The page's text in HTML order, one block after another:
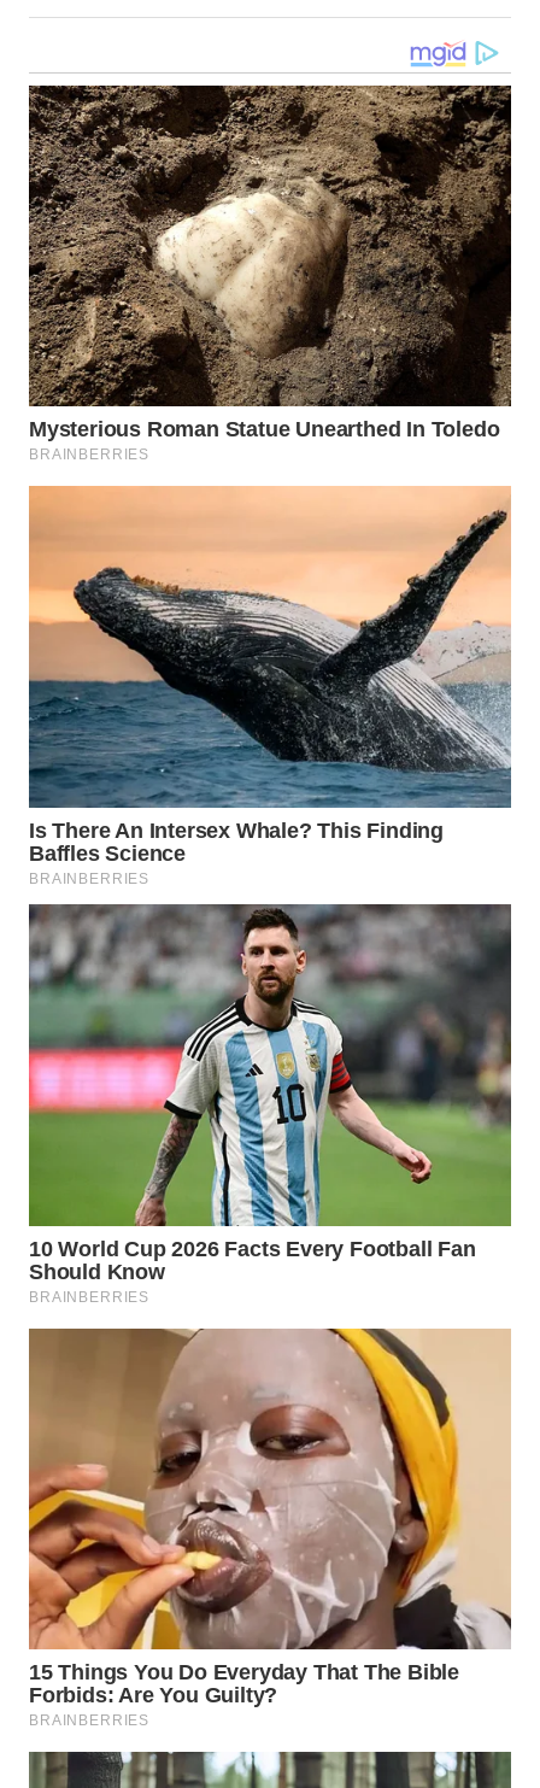
WN
WN
KALSEL
WN
KALTIM
WN
SULSEL
WN
GORONTALO
MALUKU
MALUT
WN
DAIRI
WN
DANAU
TOBA
WN
NIAS
WN
LANGKAT
WN
TANJUNG
LESUNG
SIMALUNGUN
WN
LABUHANBATU
WN
TAPANULI
TENGAH
WN DELI
SERDANG